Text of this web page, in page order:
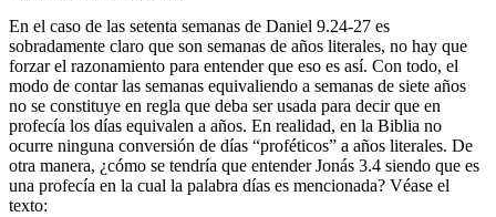
En el caso de las setenta semanas de Daniel 9.24-27 es
sobradamente claro que son semanas de años literales, no hay que
forzar el razonamiento para entender que eso es así. Con todo, el
modo de contar las semanas equivaliendo a semanas de siete años
no se constituye en regla que deba ser usada para decir que en
profecía los días equivalen a años. En realidad, en la Biblia no
ocurre ninguna conversión de días “proféticos” a años literales. De
otra manera, ¿cómo se tendría que entender Jonás 3.4 siendo que es
una profecía en la cual la palabra días es mencionada? Véase el
texto: